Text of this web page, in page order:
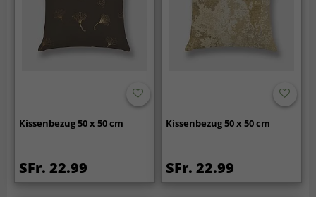
Kissenbezug 50 x 50 cm
SFr. 22.99
Kissenbezug 50 x 50 cm
SFr. 22.99